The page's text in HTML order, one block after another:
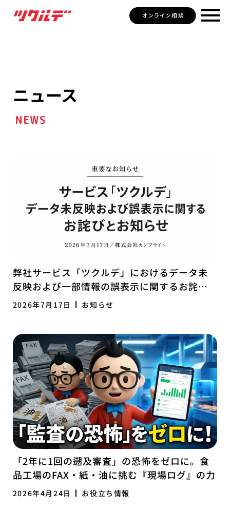
ニュース
NEWS
弊社サービス「ツクルデ」におけるデータ未
反映および一部情報の誤表示に関するお詫び
とお知らせ
2026年7月17日 お知らせ
「2年に1回の遡及審査」の恐怖をゼロに。食
品工場のFAX・紙・油に挑む『現場ログ』の力
2026年4月24日 お役立ち情報